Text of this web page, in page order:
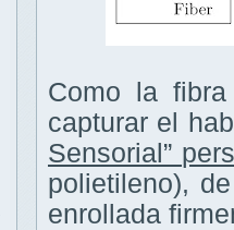
Como la
capturar el
Sensorial”
polietileno),
enrollada